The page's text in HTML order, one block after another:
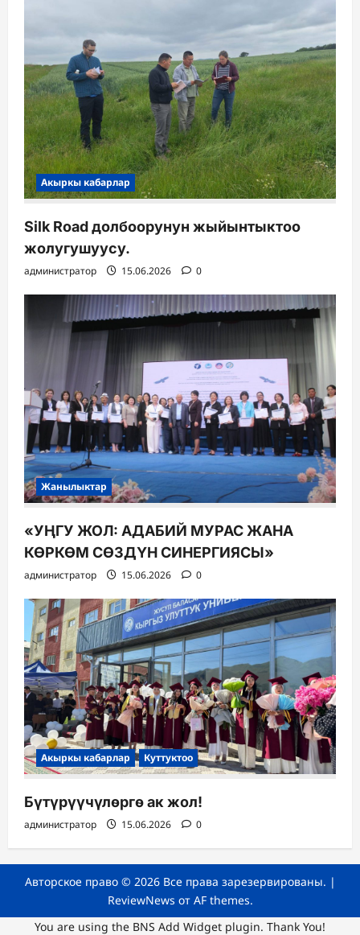
Акыркы кабарлар
Silk Road долбоорунун жыйынтыктоо
жолугушуусу.
администратор 15.06.2026 0
Жанылыктар
«УҢГУ ЖОЛ: АДАБИЙ МУРАС ЖАНА
КӨРКӨМ СӨЗДҮН СИНЕРГИЯСЫ»
администратор 15.06.2026 0
Акыркы кабарлар Куттуктоо
Бүтүрүүчүлөргө ак жол!
администратор 15.06.2026 0
Авторское право © 2026 Все права зарезервированы. |
ReviewNews от AF themes.
You are using the BNS Add Widget plugin. Thank You!